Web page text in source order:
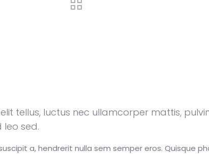
tellus, luctus nec ullamcorper mattis,
leo sed.
a, hendrerit nulla sem semper eros. Quisque